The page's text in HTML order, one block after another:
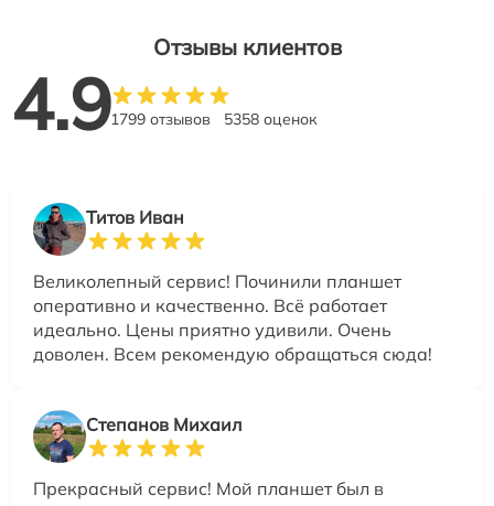
Отзывы клиентов
4.91799 отзывов 5358 оценок
Титов Иван
Великолепный сервис! Починили планшет
оперативно и качественно. Всё работает
идеально. Цены приятно удивили. Очень
доволен. Всем рекомендую обращаться сюда!
Степанов Михаил
Прекрасный сервис! Мой планшет был в